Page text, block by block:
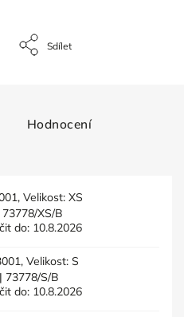
Sdílet
Hodnocení
Velikost: XS
73778/XS/B
do: 10.8.2026
Velikost: S
| 73778/S/B
do: 10.8.2026